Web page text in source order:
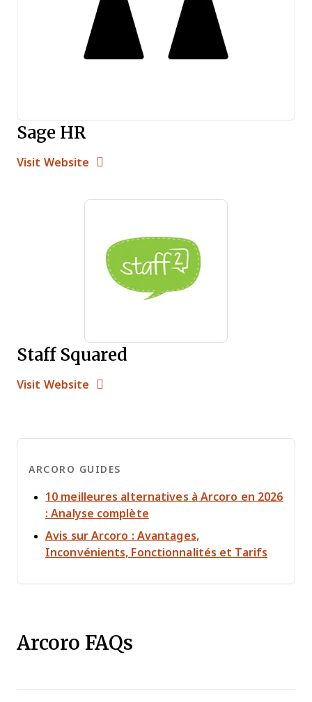
Sage HR
Visit Website Opens New Window
Staff Squared
Visit Website Opens New Window
ARCORO GUIDES
10 meilleures alternatives à Arcoro en 2026
: Analyse complèteOpens new window
Avis sur Arcoro : Avantages,
Inconvénients, Fonctionnalités et Tarifs
Arcoro FAQs